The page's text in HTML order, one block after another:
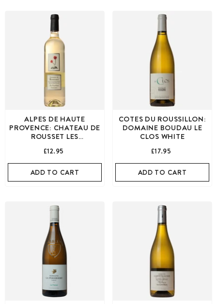
ALPES DE HAUTE
PROVENCE: CHATEAU DE
ROUSSET LES
£12.95
ADD TO CART
COTES DU ROUSSILLON:
DOMAINE BOUDAU LE
CLOS WHITE
£17.95
ADD TO CART